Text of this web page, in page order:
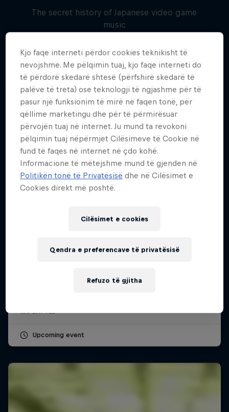
The secret history of Japanese video game
music
Red Bull Batalla Peru National Final 2026
MC BATTLE
Upcoming event
Kjo faqe interneti përdor cookies teknikisht të
nevojshme. Me pëlqimin tuaj, kjo faqe interneti do
të përdorë skedarë shtesë (përfshirë skedarë të
palëve të treta) ose teknologji të ngjashme për të
pasur një funksionim të mirë në faqen tonë, për
qëllime marketingu dhe për të përmirësuar
përvojën tuaj në internet. Ju mund ta revokoni
pëlqimin tuaj nëpërmjet Cilësimeve të Cookie në
fund të faqes në internet në çdo kohë.
Informacione të mëtejshme mund të gjenden në
Politikën tonë të Privatësisë dhe në Cilësimet e
Cookies direkt më poshtë.
Cilësimet e cookies
Refuzo të gjitha
Qendra e preferencave të privatësisë